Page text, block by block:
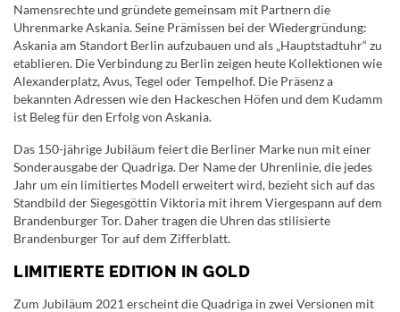
Namensrechte und gründete gemeinsam mit Partnern die
Uhrenmarke Askania. Seine Prämissen bei der Wiedergründung:
Askania am Standort Berlin aufzubauen und als „Hauptstadtuhr“ zu
etablieren. Die Verbindung zu Berlin zeigen heute Kollektionen wie
Alexanderplatz, Avus, Tegel oder Tempelhof. Die Präsenz a
bekannten Adressen wie den Hackeschen Höfen und dem Kudamm
ist Beleg für den Erfolg von Askania.
Das 150-jährige Jubiläum feiert die Berliner Marke nun mit einer
Sonderausgabe der Quadriga. Der Name der Uhrenlinie, die jedes
Jahr um ein limitiertes Modell erweitert wird, bezieht sich auf das
Standbild der Siegesgöttin Viktoria mit ihrem Viergespann auf dem
Brandenburger Tor. Daher tragen die Uhren das stilisierte
Brandenburger Tor auf dem Zifferblatt.
LIMITIERTE EDITION IN GOLD
Zum Jubiläum 2021 erscheint die Quadriga in zwei Versionen mit